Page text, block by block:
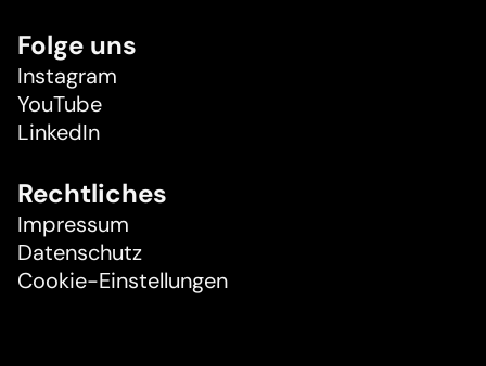
Folge uns
Instagram
YouTube
LinkedIn
Rechtliches
Impressum
Datenschutz
Cookie-Einstellungen